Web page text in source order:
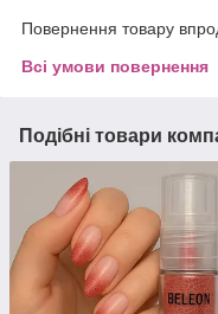
Повернення товару
Всі умови повернення
Подібні товари